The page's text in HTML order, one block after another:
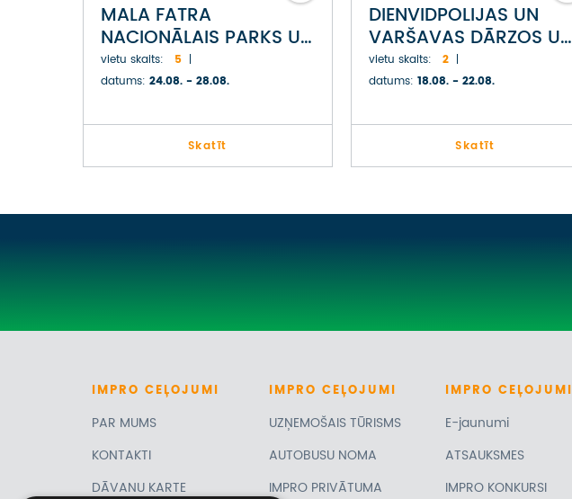
MALA FATRA
NACIONĀLAIS PARKS UN
SULOVAS KLINTIS
SLOVĀKIJĀ
vietu skaits:
5
datums: 24.08. - 28.08.
Skatīt
DIENVIDPOLIJAS UN
VARŠAVAS DĀRZOS UN
PARKOS
vietu skaits:
2
datums: 18.08. - 22.08.
Skatīt
IMPRO CEĻOJUMI
PAR MUMS
KONTAKTI
DĀVANU KARTE
IMPRO CEĻOJUMI
UZŅEMOŠAIS TŪRISMS
AUTOBUSU NOMA
IMPRO PRIVĀTUMA
IMPROCEĻOJUMI
E-jaunumi
ATSAUKSMES
IMPRO KONKURSI